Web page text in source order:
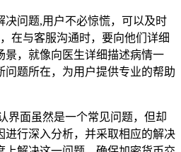
决问题,用户不必惊慌，可以及时
在与客服沟通时，要向他们详细
景，就像向医生详细描述病情一
问题所在，为用户提供专业的帮助
界面虽然是一个常见问题，但却
进行深入分析，并采取相应的解决